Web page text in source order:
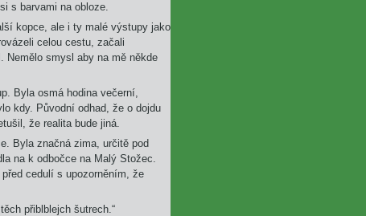
s barvami na obloze.
kopce, ale i ty malé výstupy jako
celou cestu, začali
Nemělo smysl aby na mě někde
Byla osmá hodina večerní,
kdy. Původní odhad, že o dojdu
že realita bude jiná.
Byla značná zima, určitě pod
na k odbočce na Malý Stožec.
cedulí s upozorněním, že
přiblblejch šutrech.“